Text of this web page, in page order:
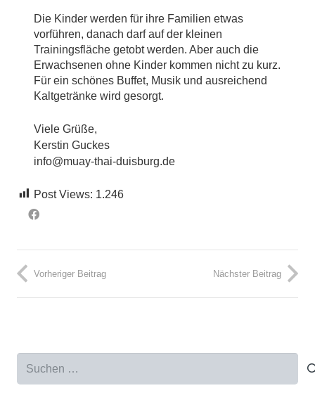
Die Kinder werden für ihre Familien etwas
vorführen, danach darf auf der kleinen
Trainingsfläche getobt werden. Aber auch die
Erwachsenen ohne Kinder kommen nicht zu kurz.
Für ein schönes Buffet, Musik und ausreichend
Kaltgetränke wird gesorgt.
Viele Grüße,
Kerstin Guckes
info@muay-thai-duisburg.de
Post Views: 1.246
Vorheriger Beitrag Nächster Beitrag
nach: